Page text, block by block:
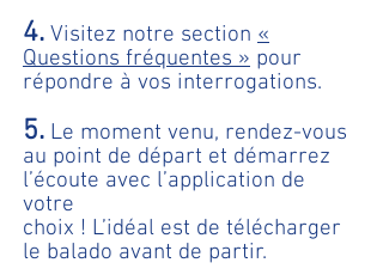
4. Visitez notre section «
Questions fréquentes » pour
répondre à vos interrogations.
5. Le moment venu, rendez-vous
au point de départ et démarrez
l’écoute avec l’application de
votre
choix ! L’idéal est de télécharger
le balado avant de partir.